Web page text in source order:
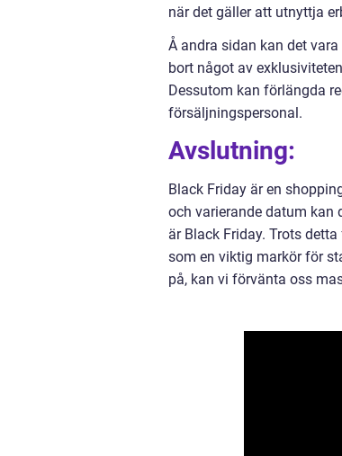
när det gäller att utnyttja
Å andra sidan kan det
bort något av
Dessutom kan förlängda
försäljningspersonal.
Avslutning:
Black Friday är en
och varierande datum kan
är Black Friday. Trots
som en viktig markör för
på, kan vi förvänta oss